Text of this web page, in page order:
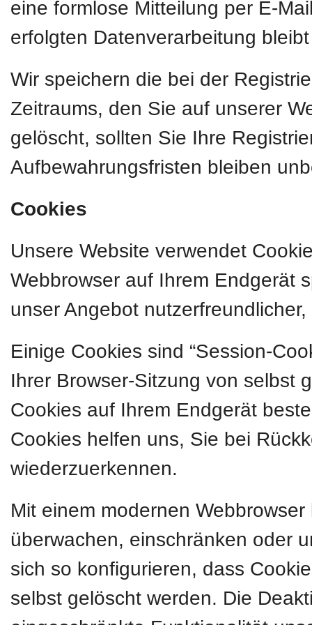
eine formlose Mitteilung per E-
erfolgten Datenverarbeitung
Wir speichern die bei der
Zeitraums, den Sie auf unserer
gelöscht, sollten Sie Ihre
Aufbewahrungsfristen bleiben
Cookies
Unsere Website verwendet
Webbrowser auf Ihrem Endgerät
unser Angebot
Einige Cookies sind “Session-
Ihrer Browser-Sitzung von selbst
Cookies auf Ihrem Endgerät
Cookies helfen uns, Sie bei
wiederzuerkennen.
Mit einem modernen
überwachen, einschränken oder
sich so konfigurieren, dass
selbst gelöscht werden. Die